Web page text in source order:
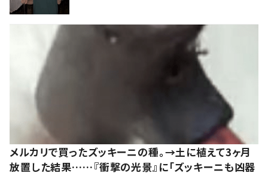
メルカリで買ったズッキーニの種。→土に植えて3ヶ月
放置した結果……『衝撃の光景』に「ズッキーニも凶器